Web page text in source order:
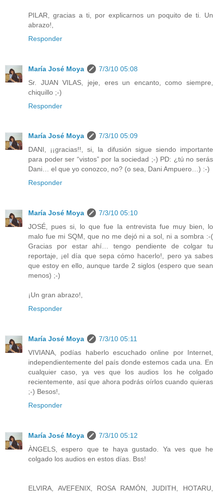
PILAR, gracias a ti, por explicarnos un poquito de ti. Un
abrazo!,
Responder
María José Moya
7/3/10 05:08
Sr. JUAN VILAS, jeje, eres un encanto, como siempre,
chiquillo ;-)
Responder
María José Moya
7/3/10 05:09
DANI, ¡¡gracias!!, si, la difusión sigue siendo importante
para poder ser “vistos” por la sociedad ;-) PD: ¿tú no serás
Dani… el que yo conozco, no? (o sea, Dani Ampuero…) :-)
Responder
María José Moya
7/3/10 05:10
JOSÉ, pues si, lo que fue la entrevista fue muy bien, lo
malo fue mi SQM, que no me dejó ni a sol, ni a sombra :-(
Gracias por estar ahí… tengo pendiente de colgar tu
reportaje, ¡el día que sepa cómo hacerlo!, pero ya sabes
que estoy en ello, aunque tarde 2 siglos (espero que sean
menos) ;-)
¡Un gran abrazo!,
Responder
María José Moya
7/3/10 05:11
VIVIANA, podías haberlo escuchado online por Internet,
independientemente del país donde estemos cada una. En
cualquier caso, ya ves que los audios los he colgado
recientemente, así que ahora podrás oírlos cuando quieras
;-) Besos!,
Responder
María José Moya
7/3/10 05:12
ÀNGELS, espero que te haya gustado. Ya ves que he
colgado los audios en estos días. Bss!
ELVIRA, AVEFENIX, ROSA RAMÓN, JUDITH, HOTARU,